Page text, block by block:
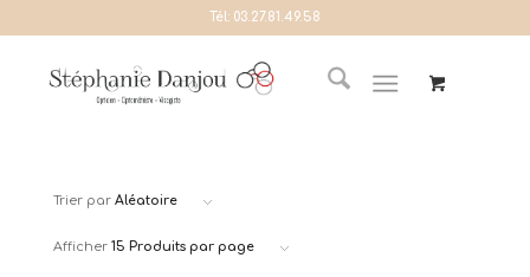
Tél: 03.27.81.49.58
Trier par Aléatoire
Afficher 15 Produits par page